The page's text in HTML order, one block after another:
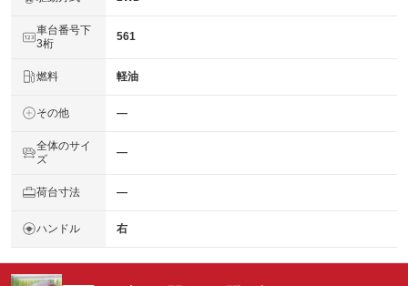
車台番号下
3桁
561
燃料 軽油
その他 ―
全体のサイ
ズ
―
荷台寸法 ―
ハンドル 右